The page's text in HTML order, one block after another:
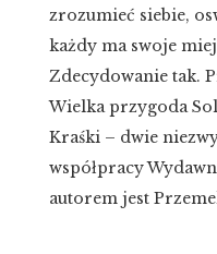
zrozumieć siebie,
każdy ma swoje
Zdecydowanie tak.
Wielka przygoda
Kraśki – dwie
współpracy
autorem jest